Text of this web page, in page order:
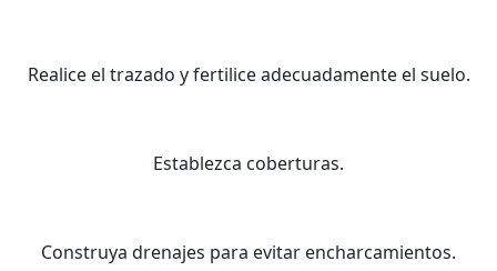
Realice el trazado y fertilice adecuadamente el suelo.
Establezca coberturas.
Construya drenajes para evitar encharcamientos.